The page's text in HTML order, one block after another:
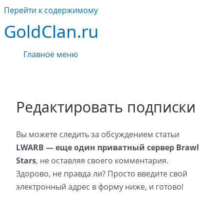
Перейти к содержимому
GoldClan.ru
Главное меню
Редактировать подписки
Вы можете следить за обсуждением статьи
LWARB — еще один приватный сервер Brawl
Stars, не оставляя своего комментария.
Здорово, не правда ли? Просто введите свой
электронный адрес в форму ниже, и готово!